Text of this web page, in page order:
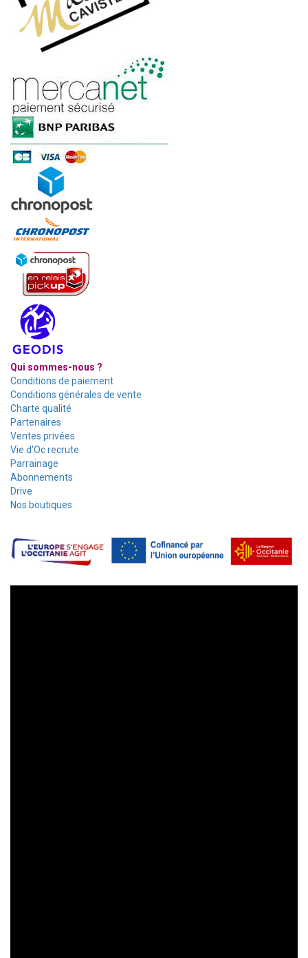
Qui sommes-nous ?
Conditions de paiement
Conditions générales de vente
Charte qualité
Partenaires
Ventes privées
Vie d'Oc recrute
Parrainage
Abonnements
Drive
Nos boutiques